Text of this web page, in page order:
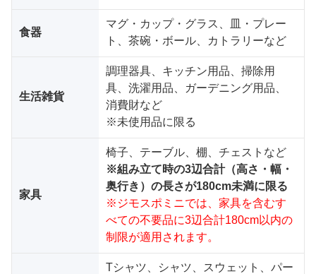
食器
マグ・カップ・グラス、皿・プレー
ト、茶碗・ボール、カトラリーなど
生活雑貨
調理器具、キッチン用品、掃除用
具、洗濯用品、ガーデニング用品、
消費財など
※未使用品に限る
家具
椅子、テーブル、棚、チェストなど
※組み立て時の3辺合計（高さ・幅・
奥行き）の長さが180cm未満に限る
※ジモスポミニでは、家具を含むす
べての不要品に3辺合計180cm以内の
制限が適用されます。
Tシャツ、シャツ、スウェット、パー